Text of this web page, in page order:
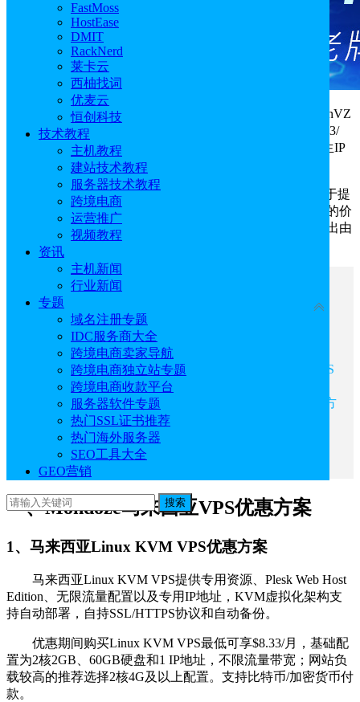
FastMoss
HostEase
DMIT
RackNerd
莱卡云
西柚找词
优麦云
恒创科技
技术教程
主机教程
建站技术教程
服务器技术教程
跨境电商
运营推广
视频教程
资讯
主机新闻
行业新闻
专题
域名注册专题
IDC服务商大全
跨境电商卖家导航
跨境电商独立站专题
跨境电商收款平台
服务器软件专题
热门SSL证书推荐
热门海外服务器
SEO工具大全
GEO营销
搜索
Mondoze活动虽迟但到，推出丰富的KVM VPS、OpenVZ
VPS、ISP VPS和马来西亚服务器优惠方案，价格低至$8.33/
月，起步配置为2核2GB、60GB硬盘和1 IP地址，提供原生IP
和双ISP住宅IP，采用AS152742线路，不限流量带宽。
作为一家著名的马来西亚服务器商家，Mondoze致力于提
供高质量的VPS和专用服务器，凭着高性能的产品、实惠的价
格和靠谱的售后服务在国外VPS市场中占据一席之地，推出由
ISO 27001 认证的数据中心和24/7在线支持。
文章目录
一、Mondoze马来西亚VPS优惠方案
1、马来西亚Linux KVM VPS优惠方案
2、Mondoze马来西亚Windows KVM VPS
优惠方案
3、Mondoze马来西亚OpenVZ VPS优惠方
案
4、Mondoze马来西亚ISP VPS优惠方案
二、Mondoze马来西亚服务器优惠方案
一、Mondoze马来西亚VPS优惠方案
1、马来西亚Linux KVM VPS优惠方案
马来西亚Linux KVM VPS提供专用资源、Plesk Web Host
Edition、无限流量配置以及专用IP地址，KVM虚拟化架构支
持自动部署，自持SSL/HTTPS协议和自动备份。
优惠期间购买Linux KVM VPS最低可享$8.33/月，基础配
置为2核2GB、60GB硬盘和1 IP地址，不限流量带宽；网站负
载较高的推荐选择2核4G及以上配置。支持比特币/加密货币付
款。